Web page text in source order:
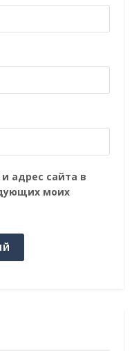
адрес сайта в
моих